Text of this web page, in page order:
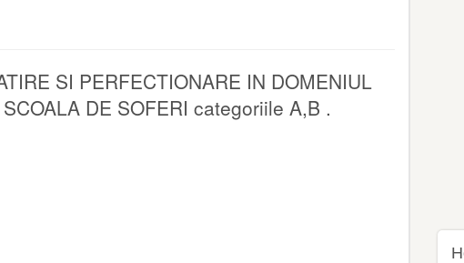
SI PERFECTIONARE IN DOMENIUL
DE SOFERI categoriile A,B .